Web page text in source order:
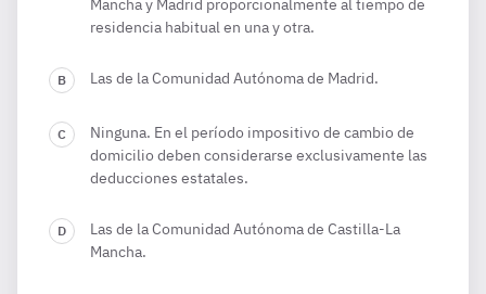
Mancha y Madrid proporcionalmente al tiempo de
residencia habitual en una y otra.
Las de la Comunidad Autónoma de Madrid.
Ninguna. En el período impositivo de cambio de
domicilio deben considerarse exclusivamente las
deducciones estatales.
Las de la Comunidad Autónoma de Castilla-La
Mancha.